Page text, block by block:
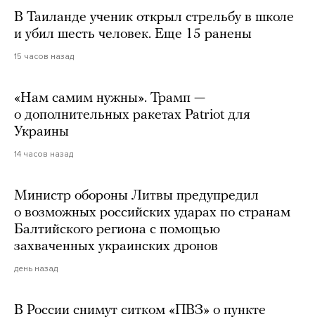
В Таиланде ученик открыл стрельбу в школе
и убил шесть человек. Еще 15 ранены
15 часов назад
«Нам самим нужны». Трамп —
о дополнительных ракетах Patriot для
Украины
14 часов назад
Министр обороны Литвы предупредил
о возможных российских ударах по странам
Балтийского региона с помощью
захваченных украинских дронов
день назад
В России снимут ситком «ПВЗ» о пункте